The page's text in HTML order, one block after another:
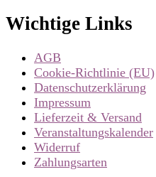
Wichtige Links
AGB
Cookie-Richtlinie (EU)
Datenschutzerklärung
Impressum
Lieferzeit & Versand
Veranstaltungskalender
Widerruf
Zahlungsarten